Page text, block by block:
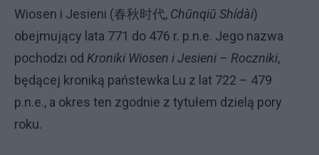
Wiosen i Jesieni (春秋时代, Chūnqiū Shídài)
obejmujący lata 771 do 476 r. p.n.e. Jego nazwa
pochodzi od Kroniki Wiosen i Jesieni – Roczniki,
będącej kroniką państewka Lu z lat 722 – 479
p.n.e., a okres ten zgodnie z tytułem dzielą pory
roku.